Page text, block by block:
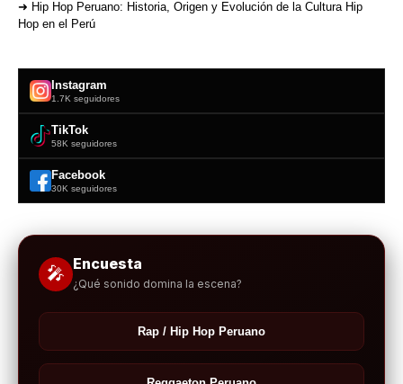
➜ Hip Hop Peruano: Historia, Origen y Evolución de la Cultura Hip
Hop en el Perú
Instagram
1.7K seguidores
TikTok
58K seguidores
Facebook
30K seguidores
🎤 Encuesta
¿Qué sonido domina la escena?
Rap / Hip Hop Peruano